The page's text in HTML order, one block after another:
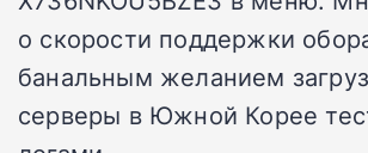
о скорости поддержки
банальным желанием
серверы в Южной Корее